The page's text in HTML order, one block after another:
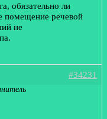
обязательно ли
помещение речевой
не
#34231